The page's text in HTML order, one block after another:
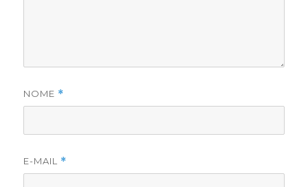
NOME *
E-MAIL *